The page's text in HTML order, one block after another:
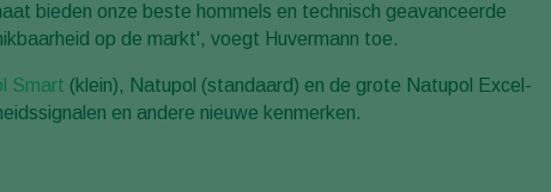
bieden onze beste hommels en technisch geavanceerde
op de markt', voegt Huvermann toe.
Smart (klein), Natupol (standaard) en de grote Natupol Excel-
en andere nieuwe kenmerken.